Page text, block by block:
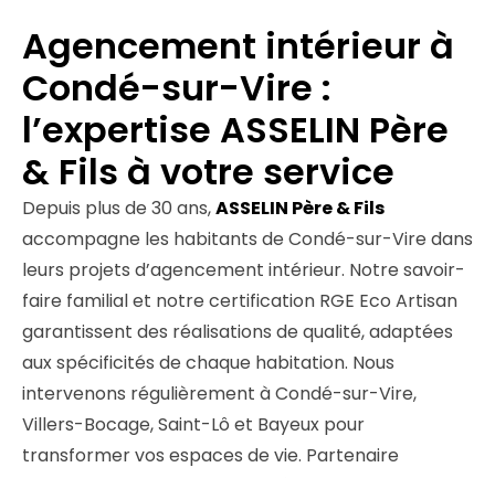
Agencement intérieur à
Condé-sur-Vire :
l’expertise ASSELIN Père
& Fils à votre service
Depuis plus de 30 ans,ASSELIN Père & Fils
accompagne les habitants de Condé-sur-Vire dans
leurs projets d’agencement intérieur. Notre savoir-
faire familial et notre certification RGE Eco Artisan
garantissent des réalisations de qualité, adaptées
aux spécificités de chaque habitation. Nous
intervenons régulièrement à Condé-sur-Vire,
Villers-Bocage, Saint-Lô et Bayeux pour
transformer vos espaces de vie. Partenaire